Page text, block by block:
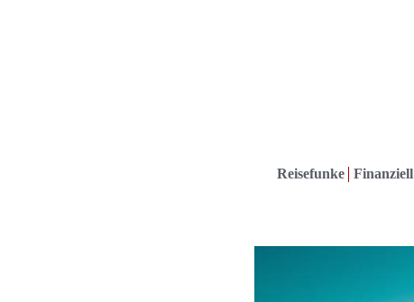
Reisefunke Finanziell